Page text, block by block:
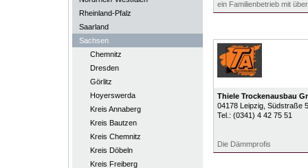
Rheinland-Pfalz
Saarland
Sachsen
Chemnitz
Dresden
Görlitz
Hoyerswerda
Kreis Annaberg
Kreis Bautzen
Kreis Chemnitz
Kreis Döbeln
Kreis Freiberg
ein Familienbetrieb mit
Thiele Trockenausbau
04178 Leipzig, Südstraße
Tel.: (0341) 4 42 75 51
Die Dämmprofis